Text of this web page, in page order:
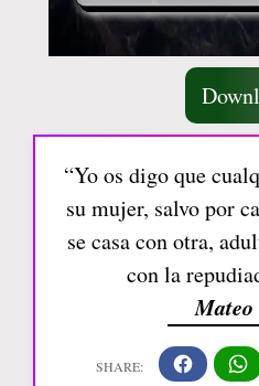
“Yo os digo que
su mujer, salvo por
se casa con otra,
con la